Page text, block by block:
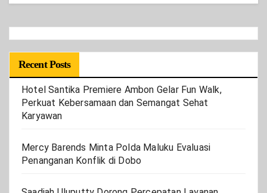
Recent Posts
Hotel Santika Premiere Ambon Gelar Fun Walk,
Perkuat Kebersamaan dan Semangat Sehat
Karyawan
Mercy Barends Minta Polda Maluku Evaluasi
Penanganan Konflik di Dobo